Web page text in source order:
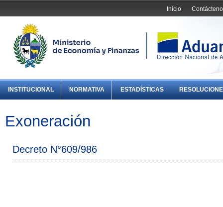
Inicio
INSTITUCIONAL NORMATIVA ESTADÍSTICAS
Exoneración
Decreto N°609/986